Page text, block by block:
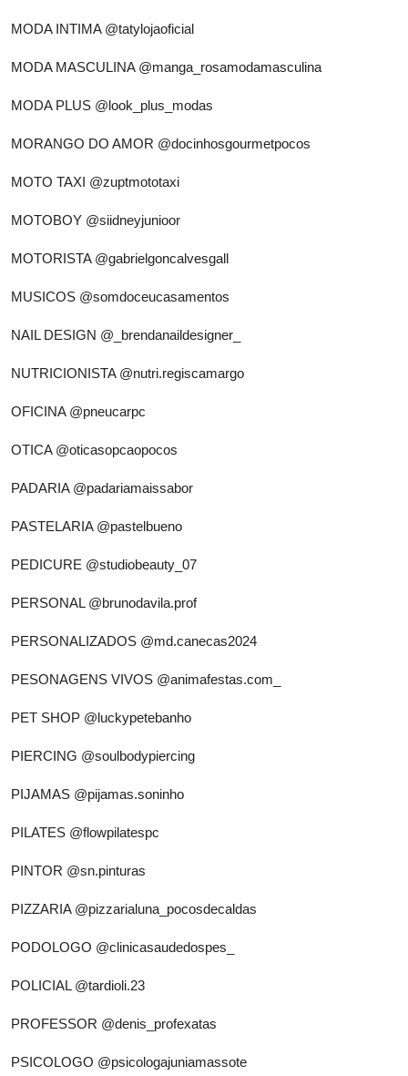
MODA INTIMA @tatylojaoficial
MODA MASCULINA @manga_rosamodamasculina
MODA PLUS @look_plus_modas
MORANGO DO AMOR @docinhosgourmetpocos
MOTO TAXI @zuptmototaxi
MOTOBOY @siidneyjunioor
MOTORISTA @gabrielgoncalvesgall
MUSICOS @somdoceucasamentos
NAIL DESIGN @_brendanaildesigner_
NUTRICIONISTA @nutri.regiscamargo
OFICINA @pneucarpc
OTICA @oticasopcaopocos
PADARIA @padariamaissabor
PASTELARIA @pastelbueno
PEDICURE @studiobeauty_07
PERSONAL @brunodavila.prof
PERSONALIZADOS @md.canecas2024
PESONAGENS VIVOS @animafestas.com_
PET SHOP @luckypetebanho
PIERCING @soulbodypiercing
PIJAMAS @pijamas.soninho
PILATES @flowpilatespc
PINTOR @sn.pinturas
PIZZARIA @pizzarialuna_pocosdecaldas
PODOLOGO @clinicasaudedospes_
POLICIAL @tardioli.23
PROFESSOR @denis_profexatas
PSICOLOGO @psicologajuniamassote